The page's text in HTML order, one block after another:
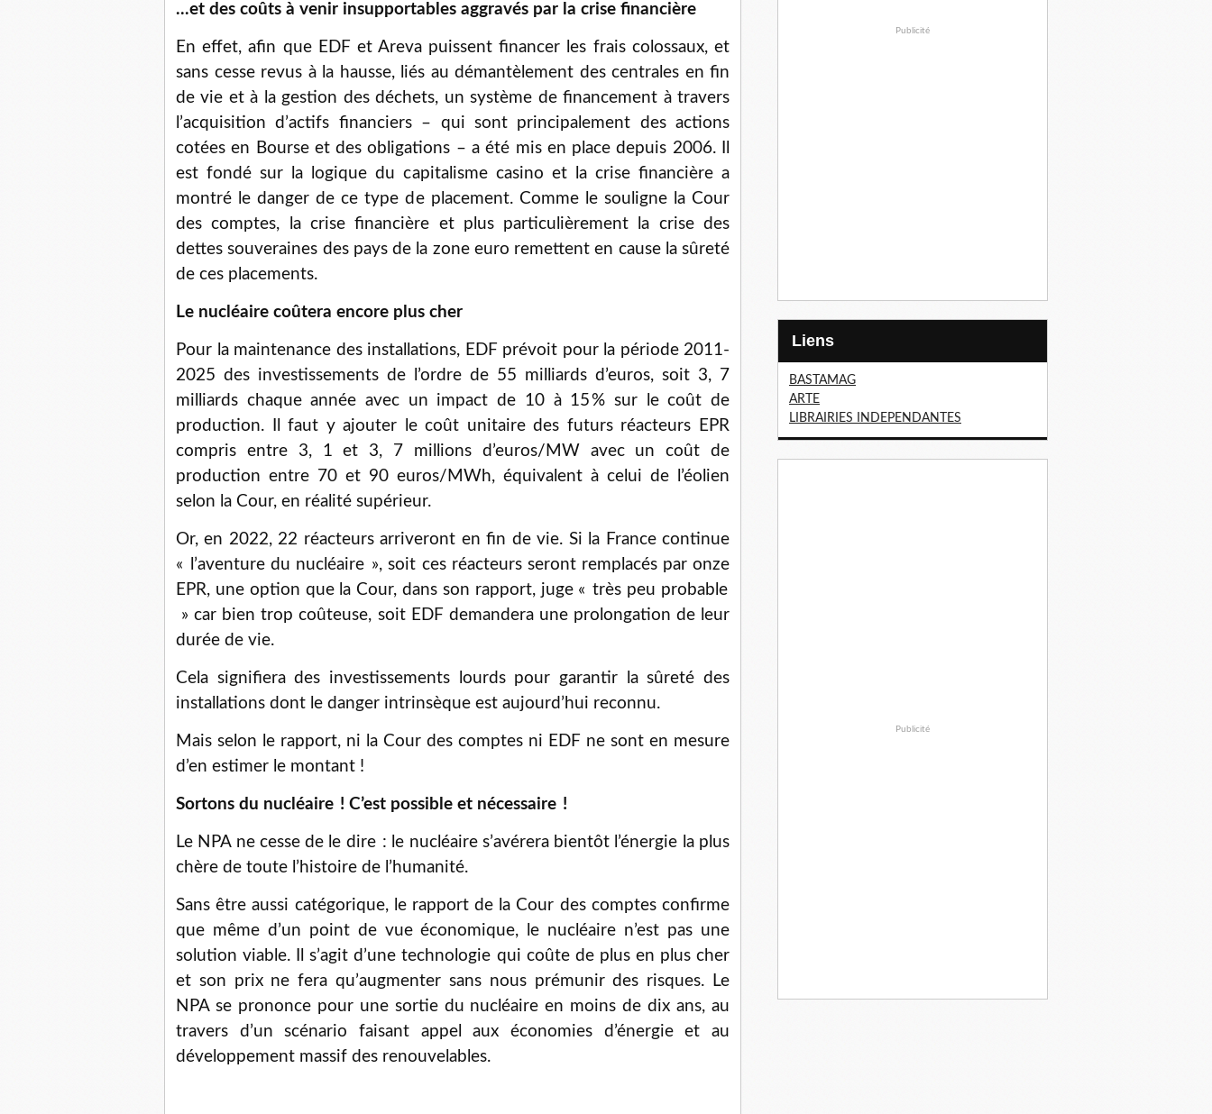
...et des coûts à venir insupportables aggravés par la crise financière
En effet, afin que EDF et Areva puissent financer les frais colossaux, et
sans cesse revus à la hausse, liés au démantèlement des centrales en fin
de vie et à la gestion des déchets, un système de financement à travers
l’acquisition d’actifs financiers – qui sont principalement des actions
cotées en Bourse et des obligations – a été mis en place depuis 2006. Il
est fondé sur la logique du capitalisme casino et la crise financière a
montré le danger de ce type de placement. Comme le souligne la Cour
des comptes, la crise financière et plus particulièrement la crise des
dettes souveraines des pays de la zone euro remettent en cause la sûreté
de ces placements.
Le nucléaire coûtera encore plus cher
Pour la maintenance des installations, EDF prévoit pour la période 2011-
2025 des investissements de l’ordre de 55 milliards d’euros, soit 3, 7
milliards chaque année avec un impact de 10 à 15 % sur le coût de
production. Il faut y ajouter le coût unitaire des futurs réacteurs EPR
compris entre 3, 1 et 3, 7 millions d’euros/MW avec un coût de
production entre 70 et 90 euros/MWh, équivalent à celui de l’éolien
selon la Cour, en réalité supérieur.
Or, en 2022, 22 réacteurs arriveront en fin de vie. Si la France continue
« l’aventure du nucléaire », soit ces réacteurs seront remplacés par onze
EPR, une option que la Cour, dans son rapport, juge « très peu probable
» car bien trop coûteuse, soit EDF demandera une prolongation de leur
durée de vie.
Cela signifiera des investissements lourds pour garantir la sûreté des
installations dont le danger intrinsèque est aujourd’hui reconnu.
Mais selon le rapport, ni la Cour des comptes ni EDF ne sont en mesure
d’en estimer le montant !
Sortons du nucléaire ! C’est possible et nécessaire !
Le NPA ne cesse de le dire : le nucléaire s’avérera bientôt l’énergie la plus
chère de toute l’histoire de l’humanité.
Sans être aussi catégorique, le rapport de la Cour des comptes confirme
que même d’un point de vue économique, le nucléaire n’est pas une
solution viable. Il s’agit d’une technologie qui coûte de plus en plus cher
et son prix ne fera qu’augmenter sans nous prémunir des risques. Le
NPA se prononce pour une sortie du nucléaire en moins de dix ans, au
travers d’un scénario faisant appel aux économies d’énergie et au
développement massif des renouvelables.
Publicité
Liens
BASTAMAG
ARTE
LIBRAIRIES INDEPENDANTES
Publicité